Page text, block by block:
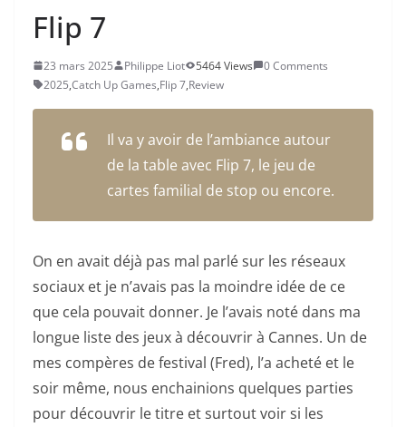
Flip 7
23 mars 2025 Philippe Liot 5464 Views
0 Comments
2025,Catch Up Games,Flip 7,Review
Il va y avoir de l’ambiance autour
de la table avec Flip 7, le jeu de
cartes familial de stop ou encore.
On en avait déjà pas mal parlé sur les réseaux
sociaux et je n’avais pas la moindre idée de ce
que cela pouvait donner. Je l’avais noté dans ma
longue liste des jeux à découvrir à Cannes. Un de
mes compères de festival (Fred), l’a acheté et le
soir même, nous enchainions quelques parties
pour découvrir le titre et surtout voir si les